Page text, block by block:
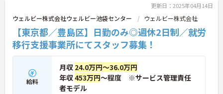
や成果がインセンティブや賞与に反映されるため、
やりがいを持って働けます。相談員経験者はもちろ
ん、資格をお持ちであれば未経験の方やブランクの
ある方も歓迎します。チームで連携し、利用者の生
活を支えたい方に向いています。ご興味のある方は
詳細等をお伝えしますので、お気軽にお問い合わせ
ください。
更新日：2025年04月14日
ウェルビー株式会社ウェルビー池袋センター ウェルビー株式会社
【東京都／豊島区】日勤のみ◎週休2日制／就労
移行支援事業所にてスタッフ募集！
給料
月収 24.0万円～36.0万円
年収453万円～程度 ※サービス管理責任
者モデル